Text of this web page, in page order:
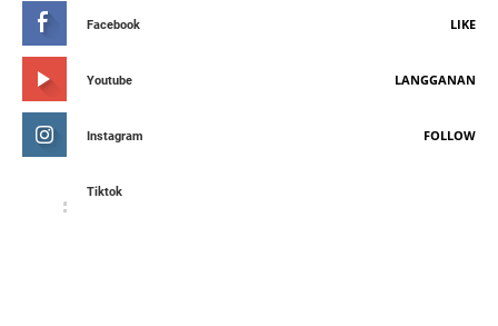
Facebook LIKE
Youtube LANGGANAN
Instagram FOLLOW
Tiktok